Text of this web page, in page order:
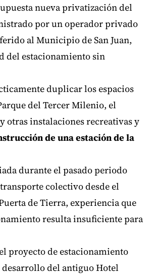
nueva privatización del
por un operador privado
al Municipio de San Juan,
del estacionamiento sin
duplicar los espacios
del Tercer Milenio, el
otras instalaciones recreativas y
de una estación de la
durante el pasado periodo
colectivo desde el
de Tierra, experiencia que
resulta insuficiente para
proyecto de estacionamiento
desarrollo del antiguo Hotel